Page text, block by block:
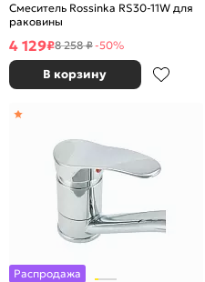
Смеситель Rossinka RS30-11W для
раковины
4 129₽8 258 ₽-50%
В корзину
Распродажа